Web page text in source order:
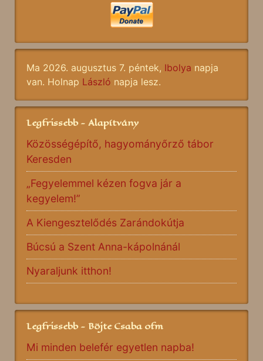
Ma 2026. augusztus 7. péntek, Ibolya napja
van. Holnap László napja lesz.
Legfrissebb - Alapítvány
Közösségépítő, hagyományőrző tábor
Keresden
„Fegyelemmel kézen fogva jár a
kegyelem!”
A Kiengesztelődés Zarándokútja
Búcsú a Szent Anna-kápolnánál
Nyaraljunk itthon!
Legfrissebb - Böjte Csaba ofm
Mi minden belefér egyetlen napba!